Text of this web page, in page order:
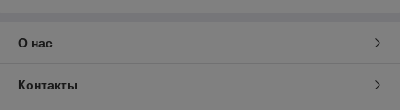
О нас
Контакты